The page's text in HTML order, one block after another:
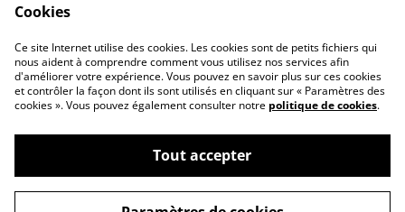
Politique de cookies
©2026Fragments d'Éternité
Cookies
Ce site Internet utilise des cookies. Les cookies sont de petits fichiers qui
nous aident à comprendre comment vous utilisez nos services afin
d'améliorer votre expérience. Vous pouvez en savoir plus sur ces cookies
et contrôler la façon dont ils sont utilisés en cliquant sur « Paramètres des
cookies ». Vous pouvez également consulter notre politique de cookies.
Tout accepter